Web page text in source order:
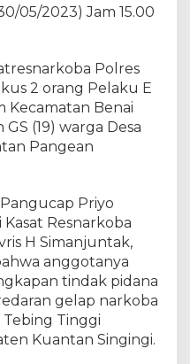
05/2023) Jam 15.00
Polres
2 orang Pelaku E
Kecamatan Benai
(19) warga Desa
Pangean
Priyo
Kasat Resnarkoba
H Simanjuntak,
anggotanya
tindak pidana
gelap narkoba
Tebing Tinggi
Kuantan Singingi.